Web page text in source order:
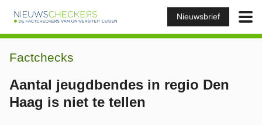
Nieuwsbrief
Factchecks
Aantal jeugdbendes in regio Den
Haag is niet te tellen